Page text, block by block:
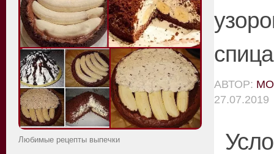
АВТОР:
27.07.2019
Любимые рецепты выпечки